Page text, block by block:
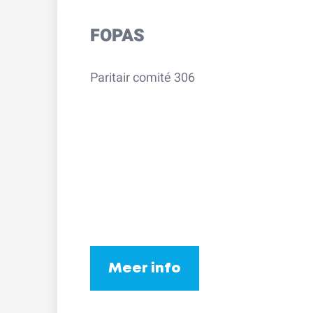
FOPAS
Paritair comité 306
Meer info